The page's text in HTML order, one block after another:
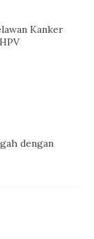
Kanker
dengan